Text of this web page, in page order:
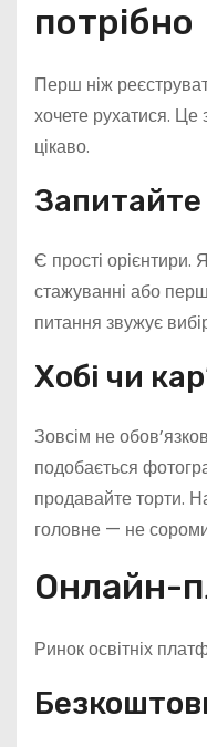
потрібно
Перш ніж
хочете рухатися. Це
цікаво.
Запитайте
Є прості
стажуванні або
питання звужує
Хобі чи
Зовсім не
подобається
продавайте торти.
головне — не
Онлайн-
Ринок освітніх